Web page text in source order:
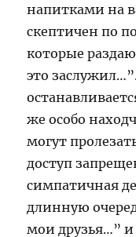
напитками на
скептичен по
которые
это
же особо
могут
доступ
симпатичная
длинную
мои друзья…”